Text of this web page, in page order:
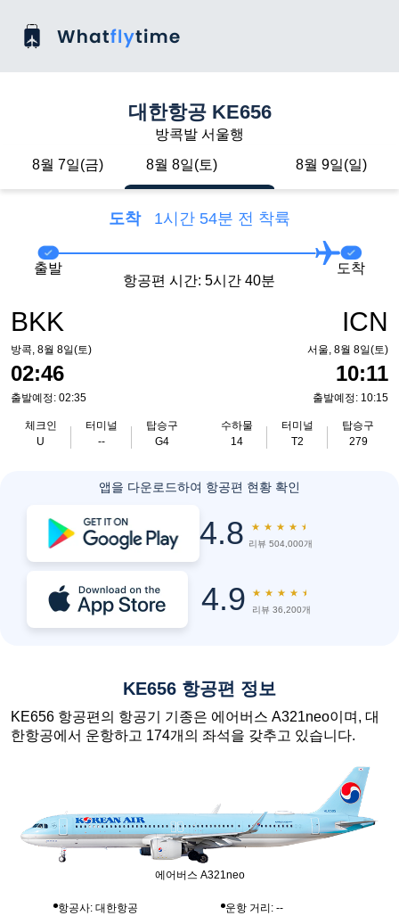
대한항공 KE656
방콕발 서울행
8월 7일(금)
8월 8일(토) 8월 9일(일)
도착 1시간 54분 전 착륙
BKK
방콕, 8월 8일(토)
02:46
출발예정: 02:35
체크인
U
터미널
--
탑승구
G4
출발
항공편 시간: 5시간 40분
도착
ICN
서울, 8월 8일(토)
10:11
출발예정: 10:15
수하물
14
터미널
T2
탑승구
279
앱을 다운로드하여 항공편 현황 확인
4.8 ★ ★ ★ ★ ★
리뷰 504,000개
4.9 ★ ★ ★ ★ ★
리뷰 36,200개
KE656 항공편 정보
KE656 항공편의 항공기 기종은 에어버스 A321neo이며, 대
한항공에서 운항하고 174개의 좌석을 갖추고 있습니다.
에어버스 A321neo
항공사: 대한항공
운항 거리: --